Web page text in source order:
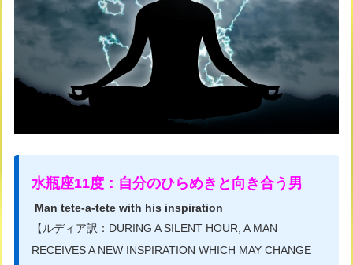
水瓶座11度：自分のひらめきと向き合う男
Man tete-a-tete with his inspiration
【ルディア訳：DURING A SILENT HOUR, A MAN
RECEIVES A NEW INSPIRATION WHICH MAY CHANGE